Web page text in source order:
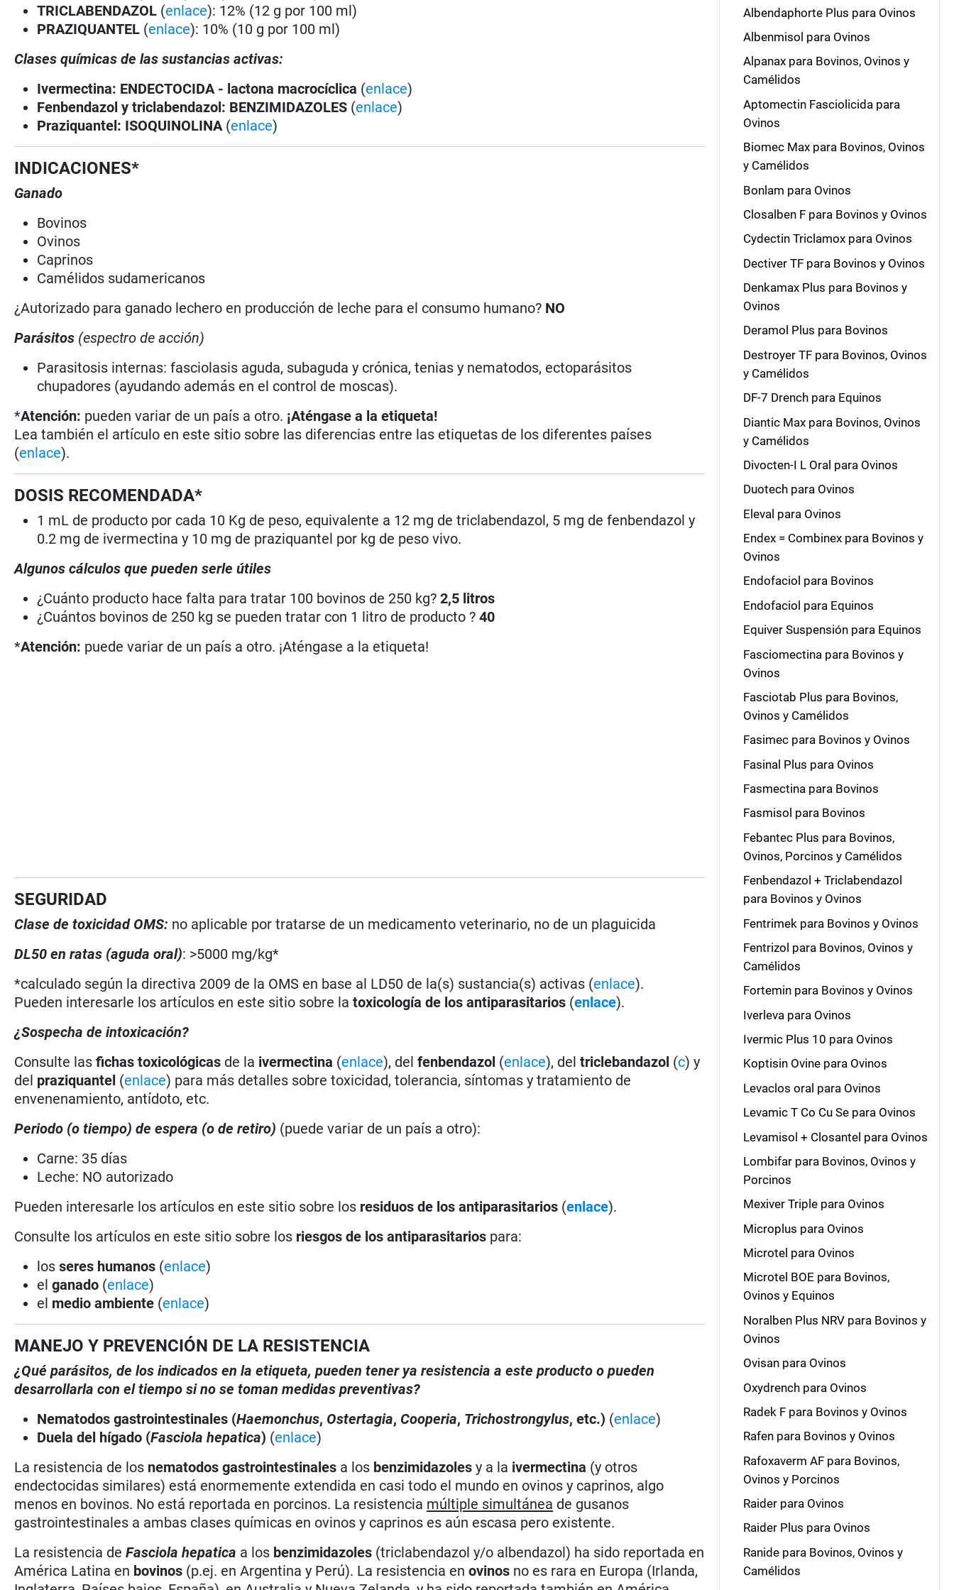
TRICLABENDAZOL (enlace): 12% (12 g por 100 ml)
PRAZIQUANTEL (enlace): 10% (10 g por 100 ml)
Clases químicas de las sustancias activas:
Ivermectina: ENDECTOCIDA - lactona macrocíclica (enlace)
Fenbendazol y triclabendazol: BENZIMIDAZOLES (enlace)
Praziquantel: ISOQUINOLINA (enlace)
INDICACIONES*
Ganado
Bovinos
Ovinos
Caprinos
Camélidos sudamericanos
¿Autorizado para ganado lechero en producción de leche para el consumo humano? NO
Parásitos (espectro de acción)
Parasitosis internas: fasciolasis aguda, subaguda y crónica, tenias y nematodos, ectoparásitos
chupadores (ayudando además en el control de moscas).
*Atención: pueden variar de un país a otro. ¡Aténgase a la etiqueta!
Lea también el artículo en este sitio sobre las diferencias entre las etiquetas de los diferentes países
(enlace).
DOSIS RECOMENDADA*
1 mL de producto por cada 10 Kg de peso, equivalente a 12 mg de triclabendazol, 5 mg de fenbendazol y
0.2 mg de ivermectina y 10 mg de praziquantel por kg de peso vivo.
Algunos cálculos que pueden serle útiles
¿Cuánto producto hace falta para tratar 100 bovinos de 250 kg?2,5 litros
¿Cuántos bovinos de 250 kg se pueden tratar con 1 litro de producto ?40
*Atención: puede variar de un país a otro. ¡Aténgase a la etiqueta!
SEGURIDAD
Clase de toxicidad OMS: no aplicable por tratarse de un medicamento veterinario, no de un plaguicida
DL50 en ratas (aguda oral): >5000 mg/kg*
*calculado según la directiva 2009 de la OMS en base al LD50 de la(s) sustancia(s) activas (enlace).
Pueden interesarle los artículos en este sitio sobre la toxicología de los antiparasitarios (enlace).
¿Sospecha de intoxicación?
Consulte lasfichas toxicológicas de la ivermectina (enlace), delfenbendazol (enlace), deltriclebandazol (c) y
del praziquantel (enlace) para más detalles sobre toxicidad, tolerancia, síntomas y tratamiento de
envenenamiento, antídoto, etc.
Periodo (o tiempo) de espera (o de retiro) (puede variar de un país a otro):
Carne: 35 días
Leche: NO autorizado
Pueden interesarle los artículos en este sitio sobre los residuos de los antiparasitarios (enlace).
Consulte los artículos en este sitio sobre los riesgos de los antiparasitarios para:
losseres humanos (enlace)
elganado (enlace)
el medio ambiente (enlace)
MANEJO Y PREVENCIÓN DE LA RESISTENCIA
¿Qué parásitos, de los indicados en la etiqueta, pueden tener ya resistencia a este producto o pueden
desarrollarla con el tiempo si no se toman medidas preventivas?
Nematodos gastrointestinales (Haemonchus, Ostertagia, Cooperia, Trichostrongylus, etc.) (enlace)
Duela del hígado (Fasciola hepatica) (enlace)
La resistencia de los nematodos gastrointestinales a los benzimidazoles y a la ivermectina (y otros
endectocidas similares) está enormemente extendida en casi todo el mundo en ovinos y caprinos, algo
menos en bovinos. No está reportada en porcinos. La resistencia múltiple simultánea de gusanos
gastrointestinales a ambas clases químicas en ovinos y caprinos es aún escasa pero existente.
La resistencia deFasciola hepatica a los benzimidazoles (triclabendazol y/o albendazol) ha sido reportada en
América Latina en bovinos (p.ej. en Argentina y Perú). La resistencia enovinos no es rara en Europa (Irlanda,
Albendaphorte Plus para Ovinos
Albenmisol para Ovinos
Alpanax para Bovinos, Ovinos y
Camélidos
Aptomectin Fasciolicida para
Ovinos
Biomec Max para Bovinos, Ovinos
y Camélidos
Bonlam para Ovinos
Closalben F para Bovinos y Ovinos
Cydectin Triclamox para Ovinos
Dectiver TF para Bovinos y Ovinos
Denkamax Plus para Bovinos y
Ovinos
Deramol Plus para Bovinos
Destroyer TF para Bovinos, Ovinos
y Camélidos
DF-7 Drench para Equinos
Diantic Max para Bovinos, Ovinos
y Camélidos
Divocten-I L Oral para Ovinos
Duotech para Ovinos
Eleval para Ovinos
Endex = Combinex para Bovinos y
Ovinos
Endofaciol para Bovinos
Endofaciol para Equinos
Equiver Suspensión para Equinos
Fasciomectina para Bovinos y
Ovinos
Fasciotab Plus para Bovinos,
Ovinos y Camélidos
Fasimec para Bovinos y Ovinos
Fasinal Plus para Ovinos
Fasmectina para Bovinos
Fasmisol para Bovinos
Febantec Plus para Bovinos,
Ovinos, Porcinos y Camélidos
Fenbendazol + Triclabendazol
para Bovinos y Ovinos
Fentrimek para Bovinos y Ovinos
Fentrizol para Bovinos, Ovinos y
Camélidos
Fortemin para Bovinos y Ovinos
Iverleva para Ovinos
Ivermic Plus 10 para Ovinos
Koptisin Ovine para Ovinos
Levaclos oral para Ovinos
Levamic T Co Cu Se para Ovinos
Levamisol + Closantel para Ovinos
Lombifar para Bovinos, Ovinos y
Porcinos
Mexiver Triple para Ovinos
Microplus para Ovinos
Microtel para Ovinos
Microtel BOE para Bovinos,
Ovinos y Equinos
Noralben Plus NRV para Bovinos y
Ovinos
Ovisan para Ovinos
Oxydrench para Ovinos
Radek F para Bovinos y Ovinos
Rafen para Bovinos y Ovinos
Rafoxaverm AF para Bovinos,
Ovinos y Porcinos
Raider para Ovinos
Raider Plus para Ovinos
Ranide para Bovinos, Ovinos y
Camélidos